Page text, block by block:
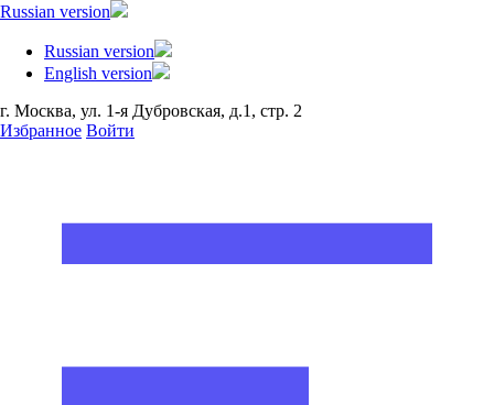
Russian version
Russian version
English version
г. Москва, ул. 1-я Дубровская, д.1, стр. 2
Избранное Войти